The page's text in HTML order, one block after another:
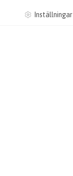
Inställningar